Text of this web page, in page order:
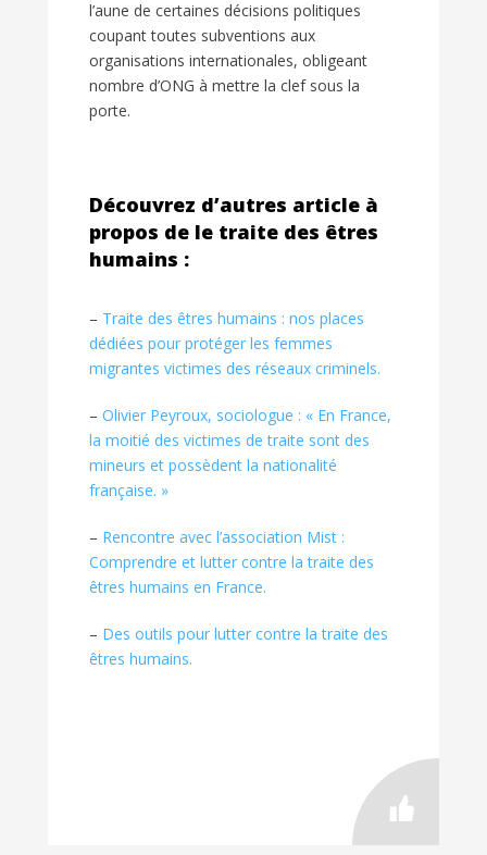
l’aune de certaines décisions politiques
coupant toutes subventions aux
organisations internationales, obligeant
nombre d’ONG à mettre la clef sous la
porte.
Découvrez d’autres article à
propos de le traite des êtres
humains :
– Traite des êtres humains : nos places
dédiées pour protéger les femmes
migrantes victimes des réseaux criminels.
– Olivier Peyroux, sociologue : « En France,
la moitié des victimes de traite sont des
mineurs et possèdent la nationalité
française. »
– Rencontre avec l’association Mist :
Comprendre et lutter contre la traite des
êtres humains en France.
– Des outils pour lutter contre la traite des
êtres humains.